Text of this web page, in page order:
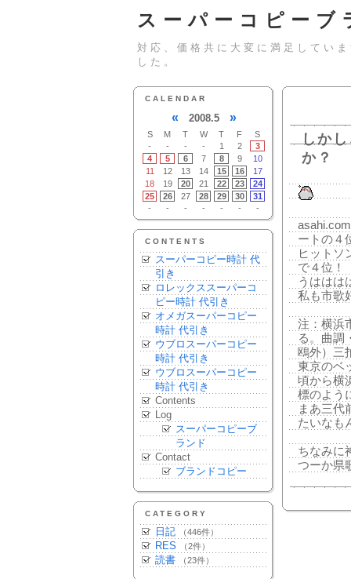
スーパーコピー
対応、価格共に大変に満足してい
した。
しか
か？
ートの４
ヒットソ
で４位！
うははは
私も市歌
注：横浜
る。曲調
鴎外）三
東京のベ
頃から横
標のよう
まあ三代
たいなも
ちなみに
つーか県
CALENDAR
« 2008.5 »
S M T W T F
S
-
- - - 1 2
3
4
5 6 7 8 9
10
11
12 13 14 15 16
17
18
19 20 21 22 23
24
25
26 27 28 29 30
31
-
- - - - - -
CONTENTS
スーパーコピー時計 代
引き
ロレックススーパーコ
ピー時計 代引き
オメガスーパーコピー
時計 代引き
ウブロスーパーコピー
時計 代引き
ウブロスーパーコピー
時計 代引き
Contents
Log
スーパーコピーブ
ランド
Contact
ブランドコピー
CATEGORY
日記 （446件）
RES （2件）
読書 （23件）